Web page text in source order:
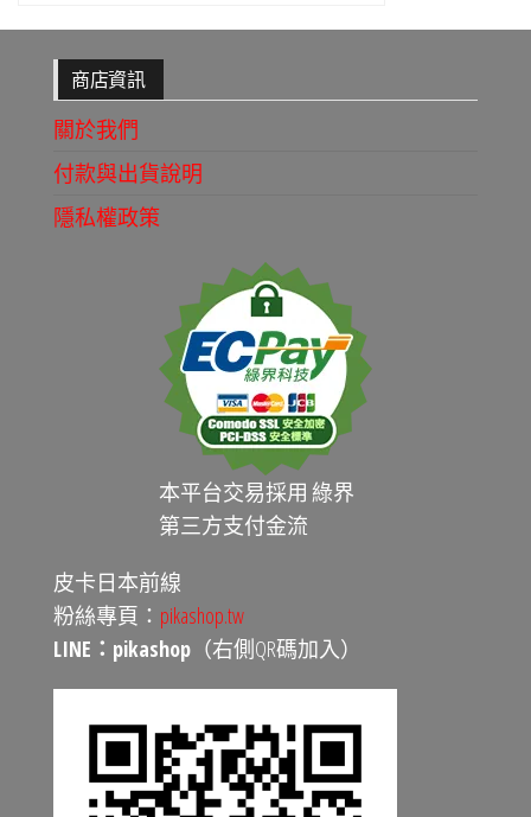
商店資訊
關於我們
付款與出貨說明
隱私權政策
本平台交易採用 綠界
第三方支付金流
皮卡日本前線
粉絲專頁： pikashop.tw
LINE：pikashop （右側QR碼加入）